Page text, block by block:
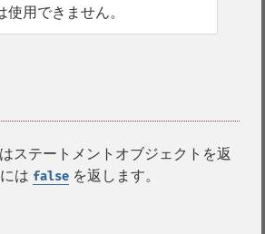
使用できません。
はステートメントオブジェクトを返
は false を返します。